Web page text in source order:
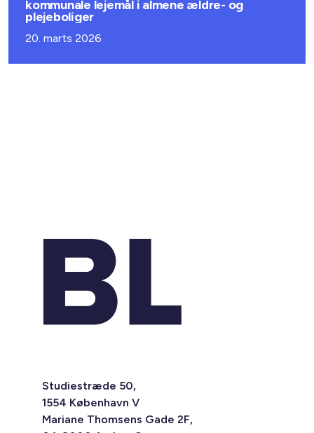
kommunale lejemål i almene ældre- og
plejeboliger
20. marts 2026
Studiestræde 50,
1554 København V
Mariane Thomsens Gade 2F,